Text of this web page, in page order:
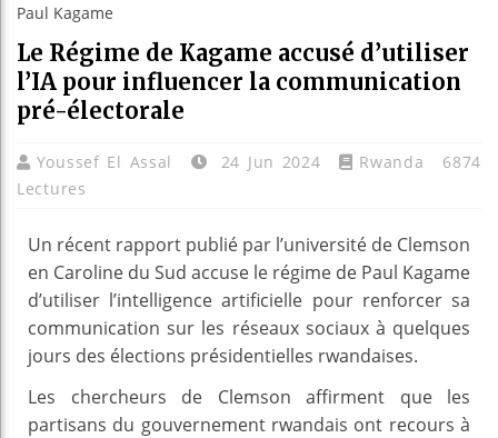
Paul Kagame
Le Régime de Kagame accusé d’utiliser
l’IA pour influencer la communication
pré-électorale
Youssef El Assal 24 Jun 2024 Rwanda
6874
Lectures
Un récent rapport publié par l’université de Clemson
en Caroline du Sud accuse le régime de Paul Kagame
d’utiliser l’intelligence artificielle pour renforcer sa
communication sur les réseaux sociaux à quelques
jours des élections présidentielles rwandaises.
Les chercheurs de Clemson affirment que les
partisans du gouvernement rwandais ont recours à